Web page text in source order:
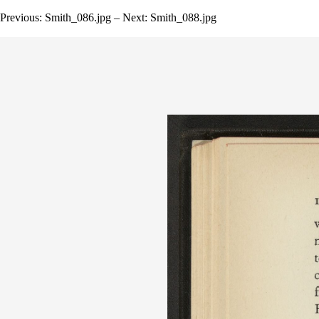
Previous: Smith_086.jpg – Next: Smith_088.jpg